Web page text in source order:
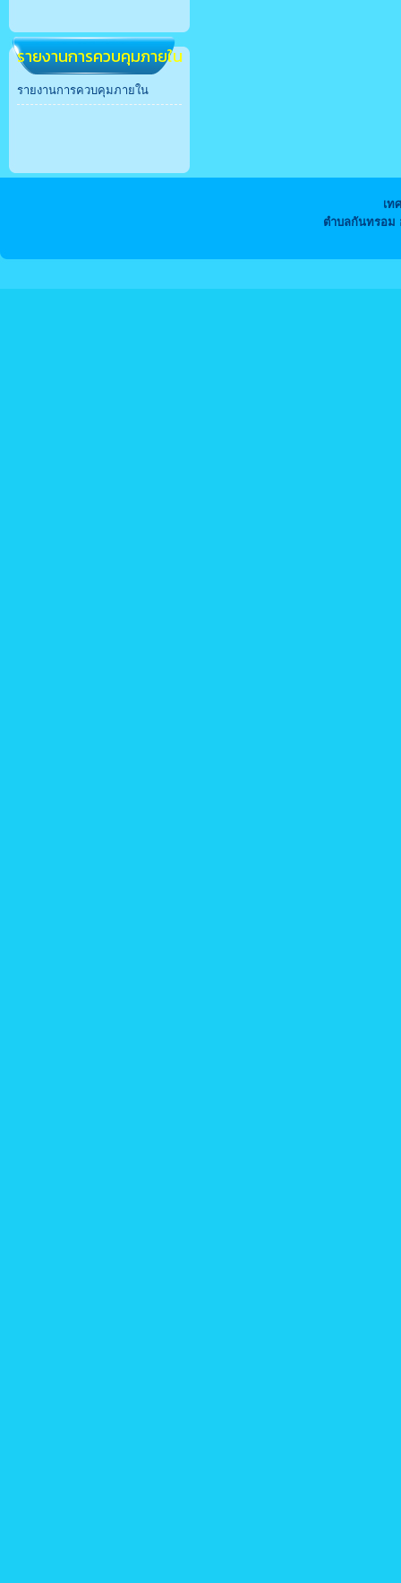
รายงานการควบคุมภายใน
รายงานการควบคุมภายใน
เท
ตำบลกันทรอม